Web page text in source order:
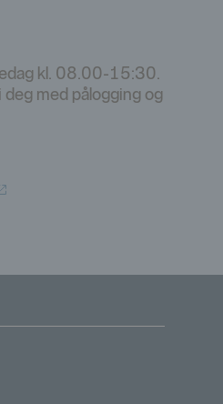
kl. 08.00-15:30.
med pålogging og